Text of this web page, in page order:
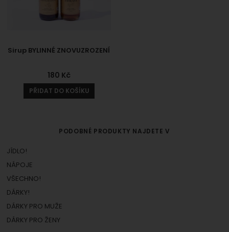
Sirup BYLINNÉ ZNOVUZROZENÍ
180 Kč
PŘIDAT DO KOŠÍKU
PODOBNÉ PRODUKTY NAJDETE V
JÍDLO!
NÁPOJE
VŠECHNO!
DÁRKY!
DÁRKY PRO MUŽE
DÁRKY PRO ŽENY